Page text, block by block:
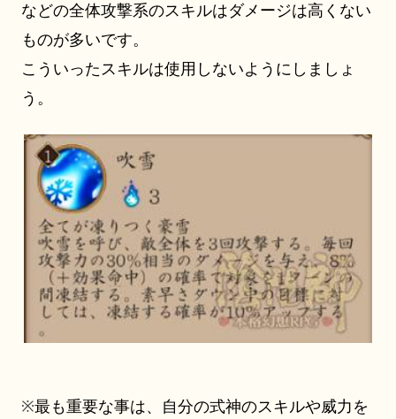
などの全体攻撃系のスキルはダメージは高くない
ものが多いです。
こういったスキルは使用しないようにしましょ
う。
※最も重要な事は、自分の式神のスキルや威力を